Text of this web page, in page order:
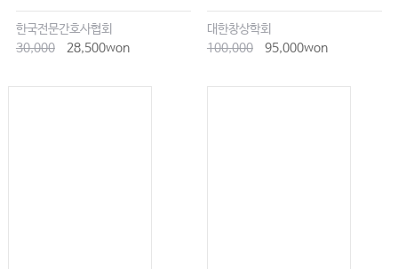
한국전문간호사협회
30,000
28,500won
대한창상학회
100,000
95,000won